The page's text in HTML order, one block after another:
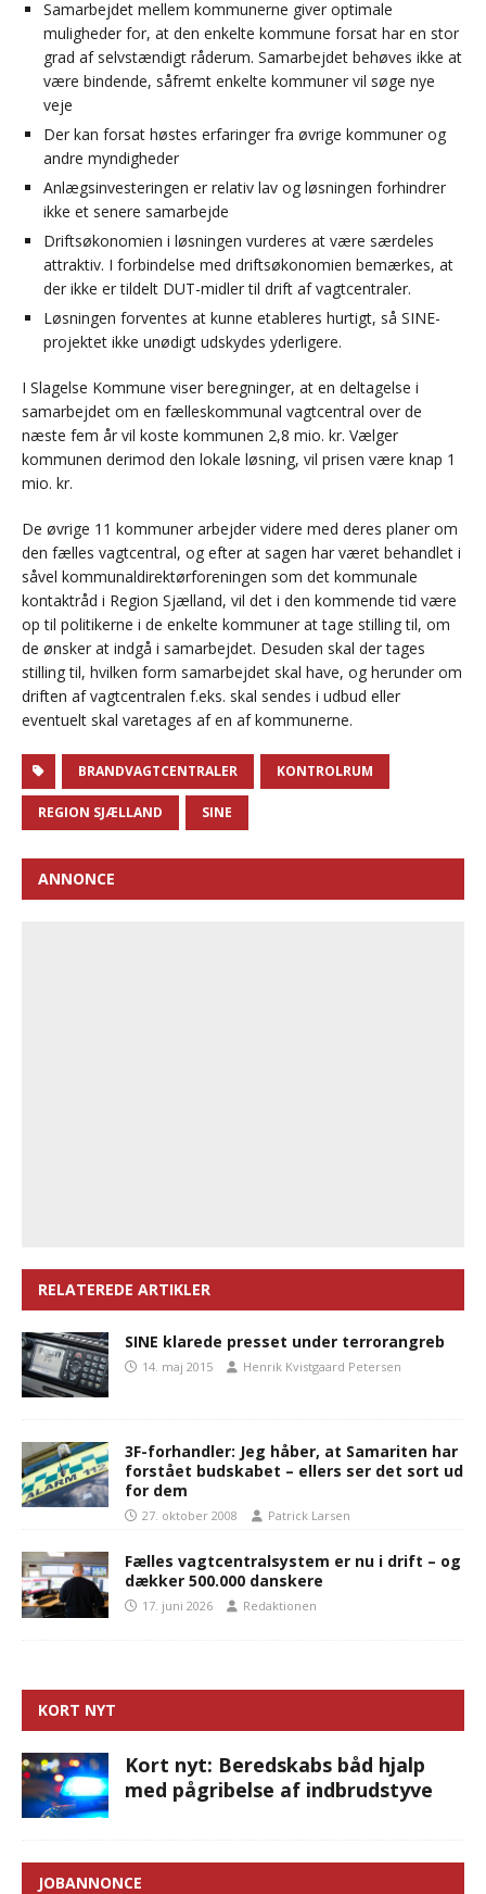
Samarbejdet mellem kommunerne giver optimale
muligheder for, at den enkelte kommune forsat har en stor
grad af selvstændigt råderum. Samarbejdet behøves ikke at
være bindende, såfremt enkelte kommuner vil søge nye
veje
Der kan forsat høstes erfaringer fra øvrige kommuner og
andre myndigheder
Anlægsinvesteringen er relativ lav og løsningen forhindrer
ikke et senere samarbejde
Driftsøkonomien i løsningen vurderes at være særdeles
attraktiv. I forbindelse med driftsøkonomien bemærkes, at
der ikke er tildelt DUT-midler til drift af vagtcentraler.
Løsningen forventes at kunne etableres hurtigt, så SINE-
projektet ikke unødigt udskydes yderligere.
I Slagelse Kommune viser beregninger, at en deltagelse i
samarbejdet om en fælleskommunal vagtcentral over de
næste fem år vil koste kommunen 2,8 mio. kr. Vælger
kommunen derimod den lokale løsning, vil prisen være knap 1
mio. kr.
De øvrige 11 kommuner arbejder videre med deres planer om
den fælles vagtcentral, og efter at sagen har været behandlet i
såvel kommunaldirektørforeningen som det kommunale
kontaktråd i Region Sjælland, vil det i den kommende tid være
op til politikerne i de enkelte kommuner at tage stilling til, om
de ønsker at indgå i samarbejdet. Desuden skal der tages
stilling til, hvilken form samarbejdet skal have, og herunder om
driften af vagtcentralen f.eks. skal sendes i udbud eller
eventuelt skal varetages af en af kommunerne.
BRANDVAGTCENTRALER KONTROLRUM
REGION SJÆLLAND SINE
ANNONCE
RELATEREDE ARTIKLER
SINE klarede presset under terrorangreb
14. maj 2015 Henrik Kvistgaard Petersen
3F-forhandler: Jeg håber, at Samariten har
forstået budskabet – ellers ser det sort ud
for dem
27. oktober 2008 Patrick Larsen
Fælles vagtcentralsystem er nu i drift – og
dækker 500.000 danskere
17. juni 2026 Redaktionen
KORT NYT
Kort nyt: Beredskabs båd hjalp
med pågribelse af indbrudstyve
JOBANNONCE